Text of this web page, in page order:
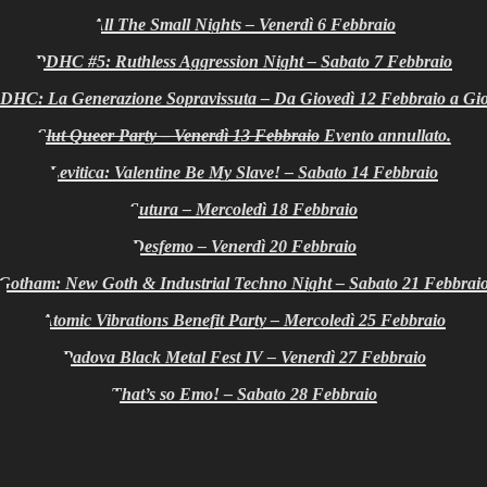
All The Small Nights – Venerdì 6 Febbraio
PDHC #5: Ruthless Aggression Night – Sabato 7 Febbraio
La Generazione Sopravissuta – Da Giovedì 12 Febbraio a
Slut Queer Party – Venerdì 13 FebbraioEvento annullato.
Levitica: Valentine Be My Slave! – Sabato 14 Febbraio
Sutura – Mercoledì 18 Febbraio
Desfemo – Venerdì 20 Febbraio
Gotham: New Goth & Industrial Techno Night – Sabato 21
Atomic Vibrations Benefit Party – Mercoledì 25 Febbraio
Padova Black Metal Fest IV – Venerdì 27 Febbraio
That’s so Emo! – Sabato 28 Febbraio